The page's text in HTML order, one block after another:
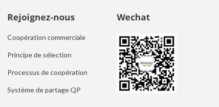
Rejoignez-nous
Coopération commerciale
Principe de sélection
Processus de coopération
Système de partage QP
Wechat